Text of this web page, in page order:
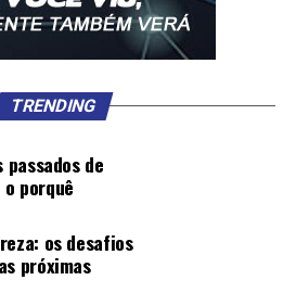
para executar o
clientes –
“os entregadores
trabalhadores independentes
para gerar renda com
Eles podem ligar e desligar o
TRENDING
passados de
porquê
os desafios
próximas